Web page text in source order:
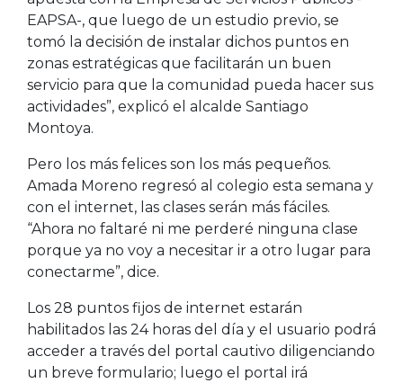
EAPSA-, que luego de un estudio previo, se
tomó la decisión de instalar dichos puntos en
zonas estratégicas que facilitarán un buen
servicio para que la comunidad pueda hacer sus
actividades”, explicó el alcalde Santiago
Montoya.
Pero los más felices son los más pequeños.
Amada Moreno regresó al colegio esta semana y
con el internet, las clases serán más fáciles.
“Ahora no faltaré ni me perderé ninguna clase
porque ya no voy a necesitar ir a otro lugar para
conectarme”, dice.
Los 28 puntos fijos de internet estarán
habilitados las 24 horas del día y el usuario podrá
acceder a través del portal cautivo diligenciando
un breve formulario; luego el portal irá